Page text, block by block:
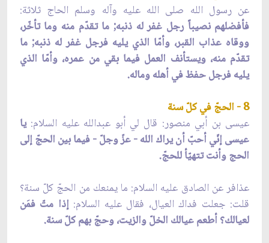
عن رسول الله صلى الله عليه وآله وسلم الحاج ثلاثة:
فأفضلهم نصيباً رجل غفر له ذنبه; ما تقدّم منه وما تأخّر،
ووقاه عذاب القبر، وأمّا الذي يليه فرجل غفر له ذنبه; ما
تقدّم منه، ويستأنف العمل فيما بقي من عمره، وأمّا الذي
يليه فرجل حفظ في أهله وماله.
8 - الحجّ في كلّ سنة
عيسى بن أبي منصور: قال لي أبو عبدالله عليه السلام:يا
عيسى إنّي أحبّ أن يراك الله - عزّ وجلّ - فيما بين الحجّ إلى
الحج وأنت تتهيّأ للحجّ.
عذافر عن الصادق عليه السلام: ما يمنعك من الحجّ كلّ سنة؟
قلت: جعلت فداك العيال، فقال عليه السلام: إذا متّ فمَن
لعيالك؟ أطعم عيالك الخلّ والزيت، وحجّ بهم كلّ سنة.